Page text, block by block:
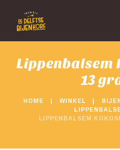
Lippenbalsem
13
HOME WINKEL
LIPPENBALSEM